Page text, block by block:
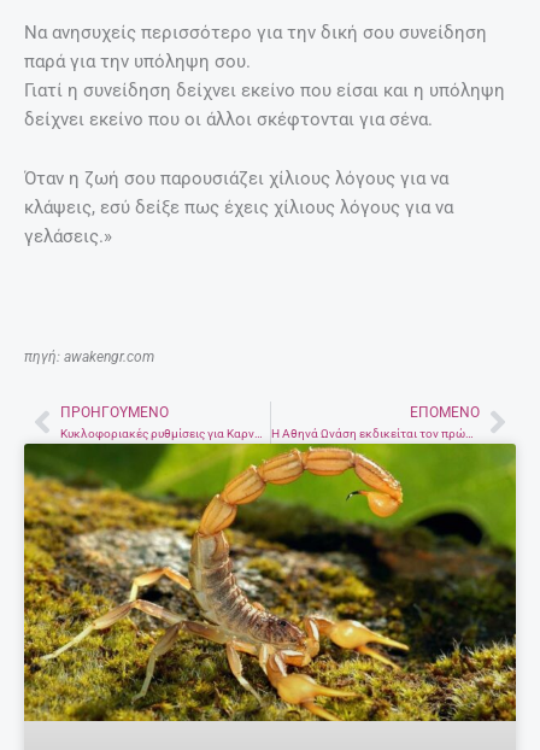
Να ανησυχείς περισσότερο για την δική σου συνείδηση
παρά για την υπόληψη σου.
Γιατί η συνείδηση δείχνει εκείνο που είσαι και η υπόληψη
δείχνει εκείνο που οι άλλοι σκέφτονται για σένα.
Όταν η ζωή σου παρουσιάζει χίλιους λόγους για να
κλάψεις, εσύ δείξε πως έχεις χίλιους λόγους για να
γελάσεις.»
πηγή: awakengr.com
Prev
ΠΡΟΗΓΟΎΜΕΝΟ ΕΠΌΜΕΝΟ
Η Αθηνά Ωνάση εκδικείται τον πρώην σύζυγό της Αλβάρο Ντε Μιράντα Νέτο